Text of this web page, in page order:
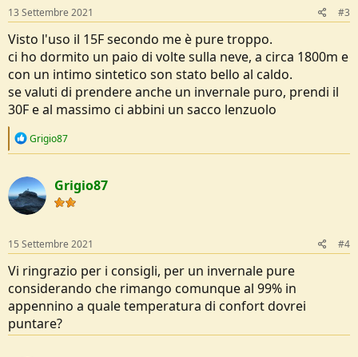
s
:
13 Settembre 2021 #3
Visto l'uso il 15F secondo me è pure troppo.
ci ho dormito un paio di volte sulla neve, a circa 1800m e
con un intimo sintetico son stato bello al caldo.
se valuti di prendere anche un invernale puro, prendi il
30F e al massimo ci abbini un sacco lenzuolo
R
c
t
i
o
s
:
Grigio87
Grigio87
15 Settembre 2021 #4
Vi ringrazio per i consigli, per un invernale pure
considerando che rimango comunque al 99% in
appennino a quale temperatura di confort dovrei
puntare?